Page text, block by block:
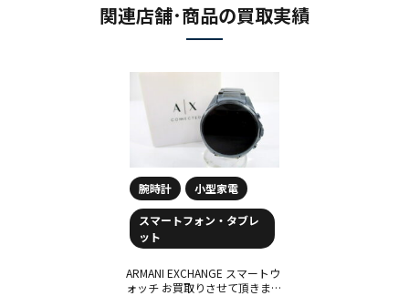
関連店舗･商品の買取実績
腕時計 小型家電
スマートフォン・タブレ
ット
ARMANI EXCHANGE スマートウ
ォッチ お買取りさせて頂きまし